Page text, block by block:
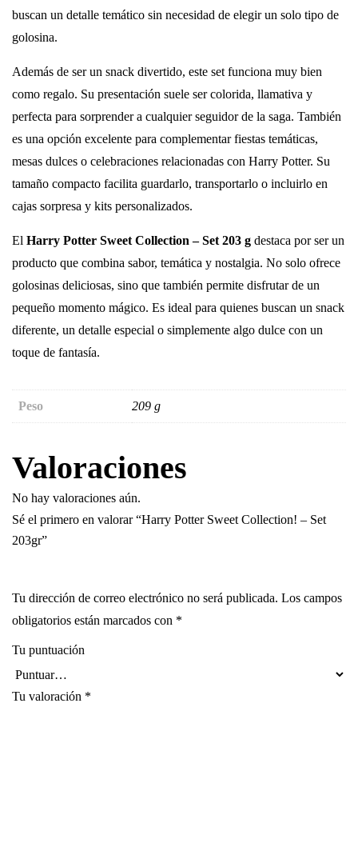
buscan un detalle temático sin necesidad de elegir un solo tipo de
golosina.
Además de ser un snack divertido, este set funciona muy bien
como regalo. Su presentación suele ser colorida, llamativa y
perfecta para sorprender a cualquier seguidor de la saga. También
es una opción excelente para complementar fiestas temáticas,
mesas dulces o celebraciones relacionadas con Harry Potter. Su
tamaño compacto facilita guardarlo, transportarlo o incluirlo en
cajas sorpresa y kits personalizados.
El Harry Potter Sweet Collection – Set 203 g destaca por ser un
producto que combina sabor, temática y nostalgia. No solo ofrece
golosinas deliciosas, sino que también permite disfrutar de un
pequeño momento mágico. Es ideal para quienes buscan un snack
diferente, un detalle especial o simplemente algo dulce con un
toque de fantasía.
Peso 209 g
Valoraciones
No hay valoraciones aún.
Sé el primero en valorar “Harry Potter Sweet Collection! – Set
203gr”
Tu dirección de correo electrónico no será publicada. Los campos
obligatorios están marcados con *
Tu puntuación
Tu valoración *